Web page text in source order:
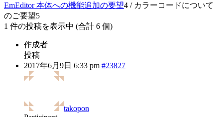
EmEditor 本体への機能追加の要望4 / カラーコードについて
のご要望5
1 件の投稿を表示中 (合計 6 個)
作成者
投稿
2017年6月9日 6:33 pm #23827
takopon